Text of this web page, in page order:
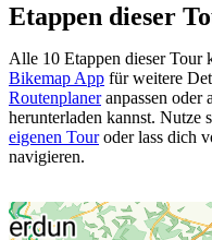
Etappen dieser
Alle 10 Etappen dieser Tour
Bikemap App für weitere
Routenplaneranpassen oder
herunterladen kannst. Nutze
eigenen Touroder lass dich
navigieren.